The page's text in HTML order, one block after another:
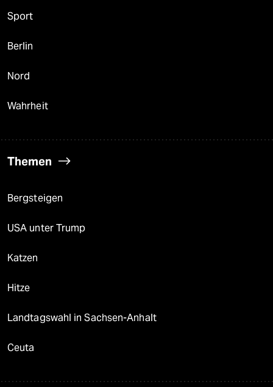
Sport
Berlin
Nord
Wahrheit
Themen
Bergsteigen
USA unter Trump
Katzen
Hitze
Landtagswahl in Sachsen-Anhalt
Ceuta